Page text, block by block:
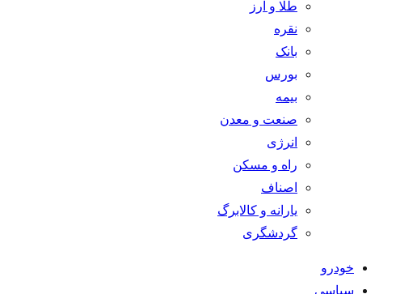
طلا و ارز
نقره
بانک
بورس
بیمه
صنعت و معدن
انرژی
راه و مسکن
اصناف
یارانه و کالابرگ
گردشگری
خودرو
سیاسی